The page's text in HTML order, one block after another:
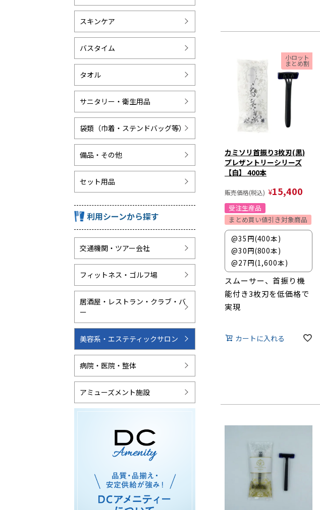
スキンケア
バスタイム
タオル
サニタリー・衛生用品
袋類（巾着・ステンドバッグ等）
備品・その他
セット用品
利用シーンから探す
交通機関・ツアー会社
フィットネス・ゴルフ場
居酒屋・レストラン・クラブ・バ
ー
美容系・エステティックサロン
病院・医院・整体
アミューズメント施設
カミソリ首振り3枚刃(黒)
プレザントリーシリーズ
【白】 400本
販売価格(税込) ¥15,400
受注生産品
まとめ買い値引き対象商品
@35円(400本)
@30円(800本)
@27円(1,600本)
スムーサー、首振り機
能付き3枚刃を低価格で
実現
カートに入れる